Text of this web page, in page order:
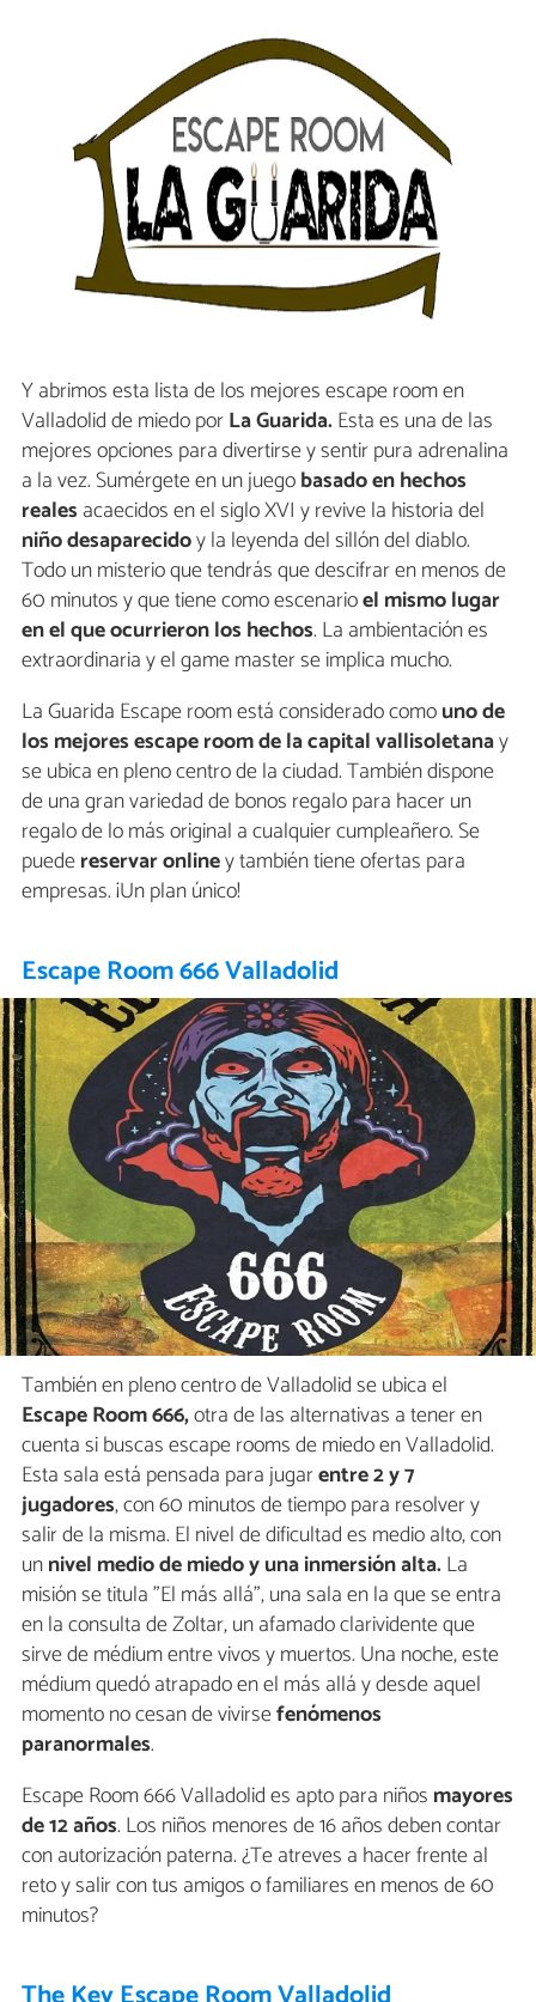
Y abrimos esta lista de los mejores escape room en
Valladolid de miedo porLa Guarida.Esta es una de las
mejores opciones para divertirse y sentir pura adrenalina
a la vez. Sumérgete en un juegobasado en hechos
reales acaecidos en el siglo XVI y revive la historia del
niño desaparecidoy la leyenda del sillón del diablo.
Todo un misterio que tendrás que descifrar en menos de
60 minutos y que tiene como escenarioel mismo lugar
en el que ocurrieron los hechos. La ambientación es
extraordinaria y el game master se implica mucho.
La Guarida Escape room está considerado comouno de
los mejores escape room de la capital vallisoletanay
se ubica en pleno centro de la ciudad. También dispone
de una gran variedad de bonos regalo para hacer un
regalo de lo más original a cualquier cumpleañero. Se
puedereservar onliney también tiene ofertas para
empresas. ¡Un plan único!
Escape Room 666 Valladolid
También en pleno centro de Valladolid se ubica el
Escape Room 666,otra de las alternativas a tener en
cuenta si buscas escape rooms de miedo en Valladolid.
Esta sala está pensada para jugarentre 2 y 7
jugadores, con 60 minutos de tiempo para resolver y
salir de la misma. El nivel de dificultad es medio alto, con
unnivel medio de miedoy unainmersión alta.La
misión se titula "El más allá", una sala en la que se entra
en la consulta de Zoltar, un afamado clarividente que
sirve de médium entre vivos y muertos. Una noche, este
médium quedó atrapado en el más allá y desde aquel
momento no cesan de vivirsefenómenos
paranormales.
Escape Room 666 Valladolid es apto para niños mayores
de 12 años. Los niños menores de 16 años deben contar
con autorización paterna. ¿Te atreves a hacer frente al
reto y salir con tus amigos o familiares en menos de 60
minutos?